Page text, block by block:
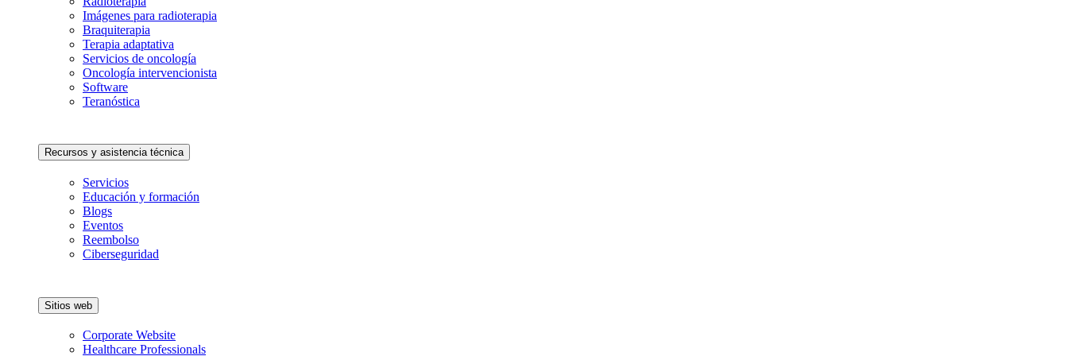
Imágenes para radioterapia
Braquiterapia
Terapia adaptativa
Servicios de oncología
Oncología intervencionista
Software
Teranóstica
Recursos y asistencia técnica
Servicios
Educación y formación
Blogs
Eventos
Reembolso
Ciberseguridad
Sitios web
Corporate Website
Healthcare Professionals